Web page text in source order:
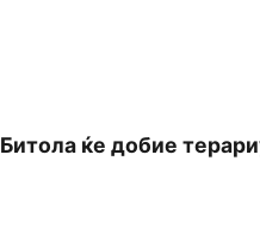
Битола ќе добие